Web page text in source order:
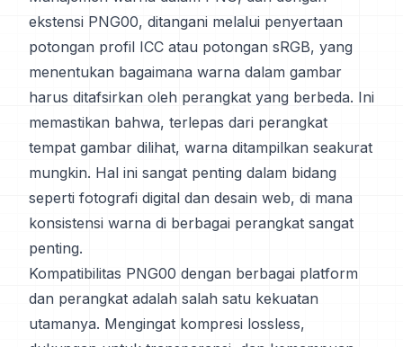
ekstensi PNG00, ditangani melalui penyertaan
potongan profil ICC atau potongan sRGB, yang
menentukan bagaimana warna dalam gambar
harus ditafsirkan oleh perangkat yang berbeda. Ini
memastikan bahwa, terlepas dari perangkat
tempat gambar dilihat, warna ditampilkan seakurat
mungkin. Hal ini sangat penting dalam bidang
seperti fotografi digital dan desain web, di mana
konsistensi warna di berbagai perangkat sangat
penting.
Kompatibilitas PNG00 dengan berbagai platform
dan perangkat adalah salah satu kekuatan
utamanya. Mengingat kompresi lossless,